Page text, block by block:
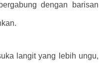
dengan barisan
langit yang lebih ungu,